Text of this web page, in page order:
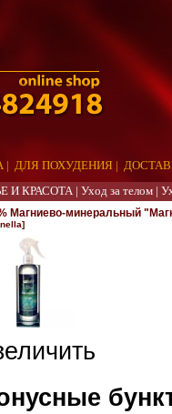
| ДЛЯ ПОХУДЕНИЯ |
И КРАСОТА | Уход за телом |
Магниево-минеральный